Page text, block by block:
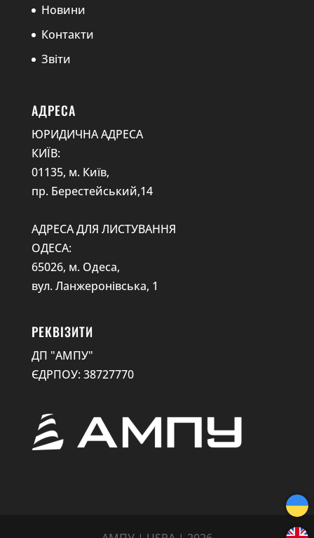
Новини
Контакти
Звіти
АДРЕСА
ЮРИДИЧНА АДРЕСА
КИЇВ:
01135, м. Київ,
пр. Берестейський,14
АДРЕСА ДЛЯ ЛИСТУВАННЯ
ОДЕСА:
65026, м. Одеса,
вул. Ланжеронівська, 1
РЕКВІЗИТИ
ДП "АМПУ"
ЄДРПОУ: 38727770